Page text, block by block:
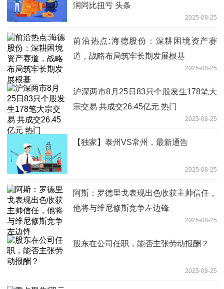
润同比扭亏 头条
2025-08-25
前沿热点:海德股份：深耕困境资产赛
道，战略布局筑牢长期发展根基
2025-08-25
沪深两市8月25日83只个股发生178笔大
宗交易 共成交26.45亿元 热门
2025-08-25
【独家】泰州VS常州，最新通告
2025-08-25
阿斯：罗德里戈表现出色收获主帅信任，
他将与维尼修斯竞争左边锋
2025-08-25
股东在公司任职，能否主张劳动报酬？
2025-08-25